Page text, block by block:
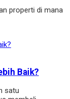
properti di mana
Baik?
satu